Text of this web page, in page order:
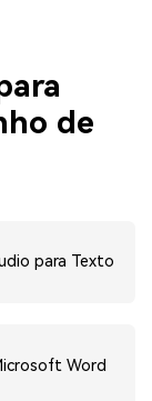
de
para Texto
Word